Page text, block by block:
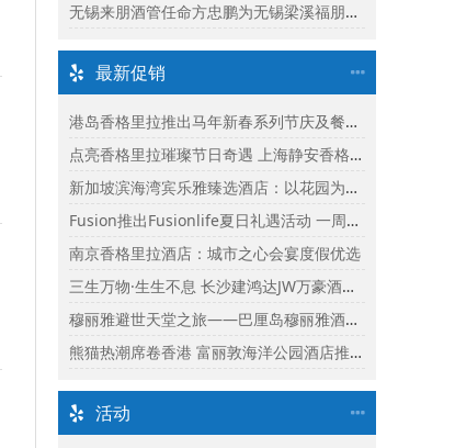
无锡来朋酒管任命方忠鹏为无锡梁溪福朋喜来登酒店总经理
最新促销
港岛香格里拉推出马年新春系列节庆及餐饮体验
点亮香格里拉璀璨节日奇遇 上海静安香格里拉推出缤纷献礼
新加坡滨海湾宾乐雅臻选酒店：以花园为幕，共庆新加坡60周年国庆盛宴
Fusion推出Fusionlife夏日礼遇活动 一周年志庆呈献迎新独家假期奖赏
南京香格里拉酒店：城市之心会宴度假优选
三生万物·生生不息 长沙建鸿达JW万豪酒店×Ralph Lauren Polo Earth开启可持续生活旅行美学
穆丽雅避世天堂之旅——巴厘岛穆丽雅酒店独家延住礼遇
熊猫热潮席卷香港 富丽敦海洋公园酒店推出“亲亲大熊猫住宿体验”
活动